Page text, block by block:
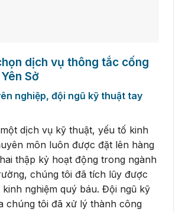
dịch vụ thông tắc cống
Sở
nghiệp, đội ngũ kỹ thuật tay
dịch vụ kỹ thuật, yếu tố kinh
môn luôn được đặt lên hàng
thập kỷ hoạt động trong ngành
chúng tôi đã tích lũy được
nghiệm quý báu. Đội ngũ kỹ
chúng tôi đã xử lý thành công